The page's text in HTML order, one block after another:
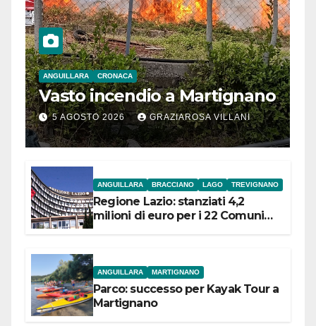
ANGUILLARA CRONACA
Vasto incendio a Martignano
5 AGOSTO 2026 GRAZIAROSA VILLANI
ANGUILLARA BRACCIANO LAGO TREVIGNANO
Regione Lazio: stanziati 4,2
milioni di euro per i 22 Comuni
ANGUILLARA MARTIGNANO
Parco: successo per Kayak Tour a
Martignano